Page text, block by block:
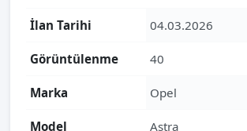
İlan Tarihi 04.03.2026
Görüntülenme 40
Marka Opel
Model Astra